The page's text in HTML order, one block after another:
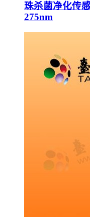
珠杀菌净化传
275nm